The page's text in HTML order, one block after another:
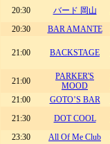
20:30
バード 岡山
20:30
BAR AMANTE
21:00 BACKSTAGE
21:00
PARKER'S
MOOD
21:00
GOTO’S BAR
21:30
DOT COOL
23:30
All Of Me Club